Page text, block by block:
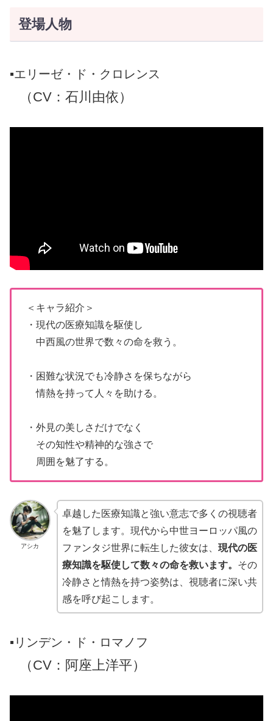
登場人物
▪️エリーゼ・ド・クロレンス
（CV：石川由依）
＜キャラ紹介＞
・現代の医療知識を駆使し
中西風の世界で数々の命を救う。
・困難な状況でも冷静さを保ちながら
情熱を持って人々を助ける。
・外見の美しさだけでなく
その知性や精神的な強さで
周囲を魅了する。
アシカ
卓越した医療知識と強い意志で多くの視聴者
を魅了します。現代から中世ヨーロッパ風の
ファンタジ世界に転生した彼女は、 現代の医
療知識を駆使して数々の命を救います。 その
冷静さと情熱を持つ姿勢は、視聴者に深い共
感を呼び起こします。
▪️リンデン・ド・ロマノフ
（CV ： 阿座上洋平）